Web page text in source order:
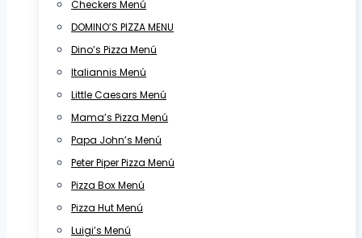
Checkers Menú
DOMINO’S PIZZA MENU
Dino’s Pizza Menú
Italiannis Menú
Little Caesars Menú
Mama’s Pizza Menú
Papa John’s Menú
Peter Piper Pizza Menú
Pizza Box Menú
Pizza Hut Menú
Luigi’s Menú